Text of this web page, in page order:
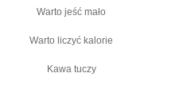
Warto jeść mało
Warto liczyć kalorie
Kawa tuczy